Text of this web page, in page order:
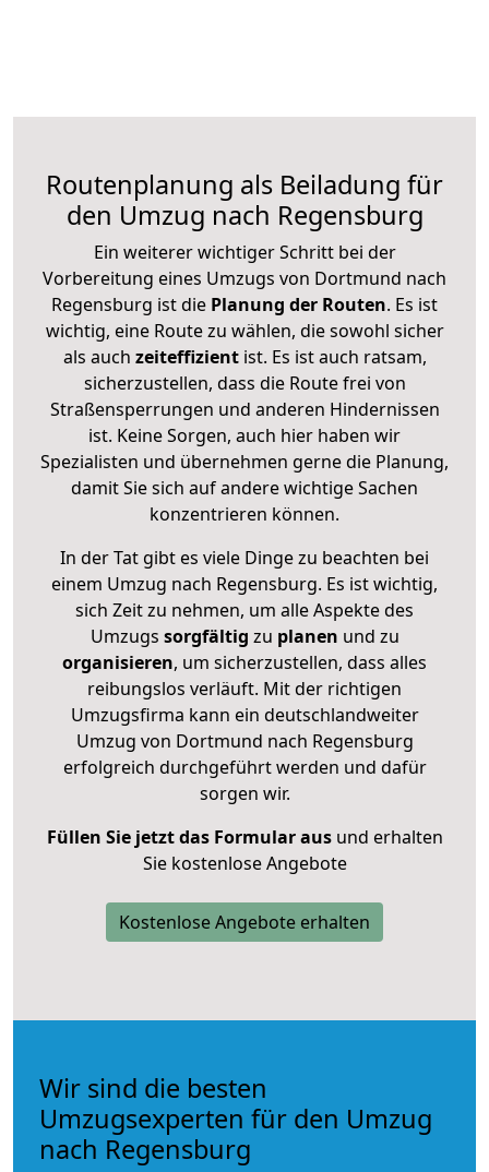
Routenplanung als Beiladung für
den Umzug nach Regensburg
Ein weiterer wichtiger Schritt bei der
Vorbereitung eines Umzugs von Dortmund nach
Regensburg ist die Planung der Routen. Es ist
wichtig, eine Route zu wählen, die sowohl sicher
als auch zeiteffizientist. Es ist auch ratsam,
sicherzustellen, dass die Route frei von
Straßensperrungen und anderen Hindernissen
ist. Keine Sorgen, auch hier haben wir
Spezialisten und übernehmen gerne die Planung,
damit Sie sich auf andere wichtige Sachen
konzentrieren können.
In der Tat gibt es viele Dinge zu beachten bei
einem Umzug nach Regensburg. Es ist wichtig,
sich Zeit zu nehmen, um alle Aspekte des
Umzugs sorgfältig zu planen und zu
organisieren, um sicherzustellen, dass alles
reibungslos verläuft. Mit der richtigen
Umzugsfirma kann ein deutschlandweiter
Umzug von Dortmund nach Regensburg
erfolgreich durchgeführt werden und dafür
sorgen wir.
Füllen Sie jetzt das Formular ausund erhalten
Sie kostenlose Angebote
Kostenlose Angebote erhalten
Wir sind die besten
Umzugsexperten für den Umzug
nach Regensburg